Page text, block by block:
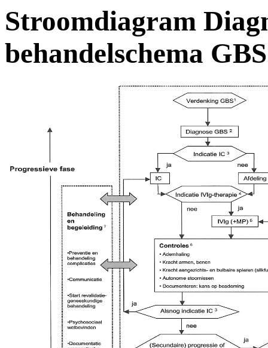
Stroomdiagram
behandelschema GBS